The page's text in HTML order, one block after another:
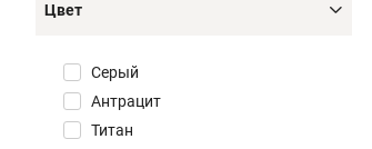
Цвет
Серый
Антрацит
Титан